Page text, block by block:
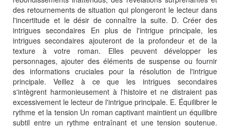
des retournements de situation qui plongeront le lecteur dans
l'incertitude et le désir de connaître la suite. D. Créer des
intrigues secondaires En plus de l'intrigue principale, les
intrigues secondaires ajouteront de la profondeur et de la
texture à votre roman. Elles peuvent développer les
personnages, ajouter des éléments de suspense ou fournir
des informations cruciales pour la résolution de l'intrigue
principale. Veillez à ce que les intrigues secondaires
s'intègrent harmonieusement à l'histoire et ne distraient pas
excessivement le lecteur de l'intrigue principale. E. Équilibrer le
rythme et la tension Un roman captivant maintient un équilibre
subtil entre un rythme entraînant et une tension soutenue.